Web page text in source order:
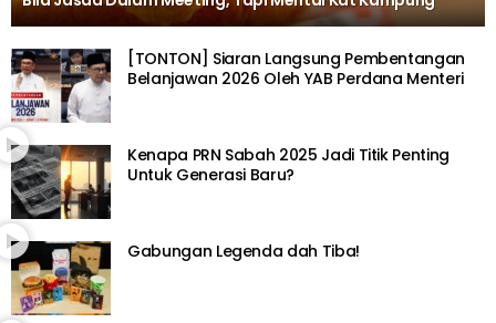
[TONTON] Siaran Langsung Pembentangan
Belanjawan 2026 Oleh YAB Perdana Menteri
Kenapa PRN Sabah 2025 Jadi Titik Penting
Untuk Generasi Baru?
Gabungan Legenda dah Tiba!